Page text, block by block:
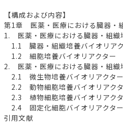
【構成および内容】
第1章 医薬・医療における臓器・
1. 医薬・医療における臓器・組織
1.1 臓器・組織培養バイオリア
1.2 細胞培養バイオリアクター
2. 医薬・医療における臓器・組織
2.1 微生物培養バイオリアクター
2.2 動物細胞培養バイオリアク
2.3 植物細胞培養バイオリアク
2.4 固定化細胞バイオリアクター
引用文献